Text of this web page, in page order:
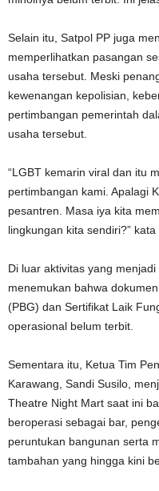
Selain itu, Satpol PP juga
memperlihatkan pasangan
usaha tersebut. Meski
kewenangan kepolisian,
pertimbangan pemerintah
usaha tersebut.
“LGBT kemarin viral dan itu
pertimbangan kami. Apalagi
pesantren. Masa iya kita
lingkungan kita sendiri?” kata
Di luar aktivitas yang
menemukan bahwa
(PBG) dan Sertifikat Laik
operasional belum terbit.
Sementara itu, Ketua Tim
Karawang, Sandi Susilo ,
Theatre Night Mart saat ini
beroperasi sebagai bar,
peruntukan bangunan serta
tambahan yang hingga kini